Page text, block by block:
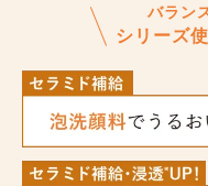
バラン
シリーズ